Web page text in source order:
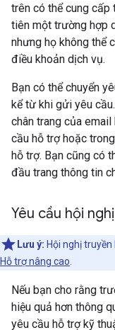
trên có thể cung cấp
tiên một trường hợp
nhưng họ không thể
điều khoản dịch vụ.
Bạn có thể chuyển
kể từ khi gửi yêu
chân trang của
cầu hỗ trợ hoặc
hỗ trợ. Bạn cũng có
đầu trang thông tin
Yêu cầu hội
Lưu ý: Hội nghị
Hỗ trợ nâng cao
Nếu bạn cho rằng
hiệu quả hơn thông
yêu cầu hỗ trợ kỹ